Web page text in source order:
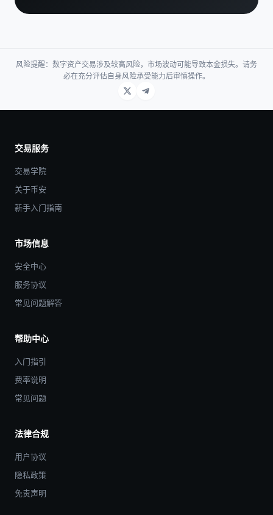
风险提醒：数字资产交易涉及较高风险，市场波动可能导致本金损失。请务
必在充分评估自身风险承受能力后审慎操作。
交易服务
交易学院
关于币安
新手入门指南
市场信息
安全中心
服务协议
常见问题解答
帮助中心
入门指引
费率说明
常见问题
法律合规
用户协议
隐私政策
免责声明